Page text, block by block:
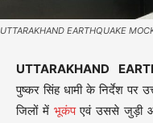
UTTARAKHAND EARTHQUAKE
UTTARAKHAND
पुष्कर सिंह धामी के निर्देश पर
जिलों में भूकंपएवं उससे जुड़ी